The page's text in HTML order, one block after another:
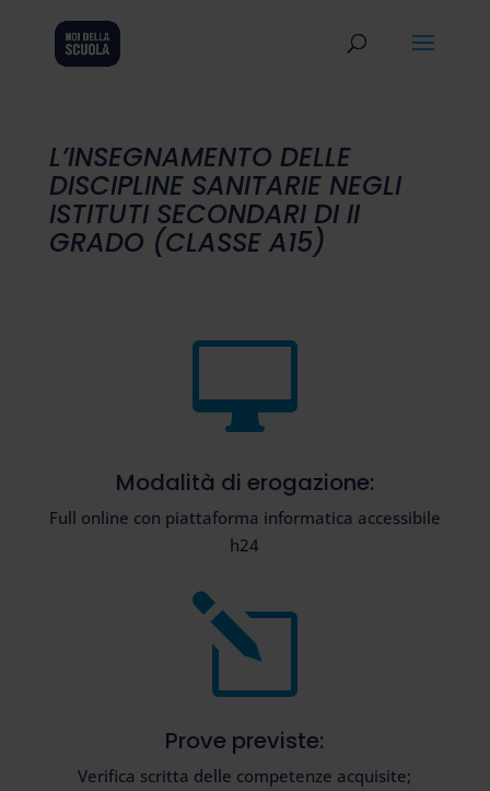
L’INSEGNAMENTO DELLE
DISCIPLINE SANITARIE NEGLI
ISTITUTI SECONDARI DI II
GRADO (CLASSE A15)

Modalità di erogazione:
Full online con piattaforma informatica accessibile
h24
l
Prove previste:
Verifica scritta delle competenze acquisite;